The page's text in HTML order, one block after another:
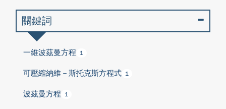
關鍵詞
一維波茲曼方程 1
可壓縮納維－斯托克斯方程式 1
波茲曼方程 1